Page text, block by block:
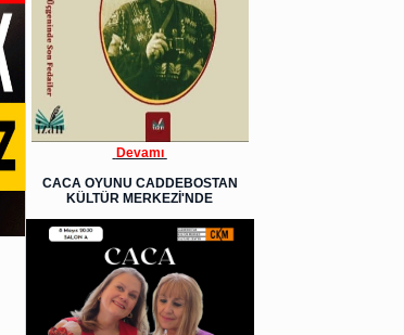
Devamı
CACA OYUNU CADDEBOSTAN
KÜLTÜR MERKEZİ'NDE